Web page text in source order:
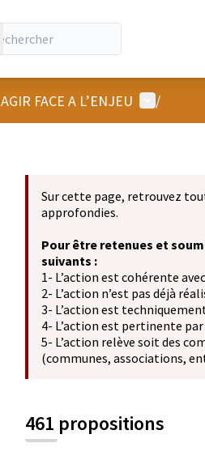
AGIR FACE A L’ENJEU Menu
/
Sur cette page, retrouvez
approfondies.
Pour être retenues et
suivants :
1- L’action est cohérente
2- L’action n’est pas déjà
3- L’action est
4- L’action est pertinente
5- L’action relève soit des
(communes, associations,
461 propositions